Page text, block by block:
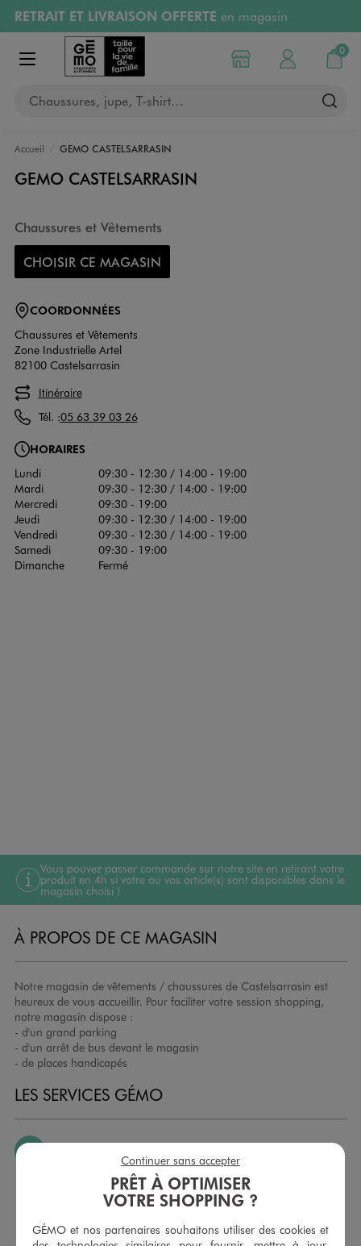
Aller au contenu principal
Aller à la navigation
RETRAIT ET LIVRAISON OFFERTE en magasin
Retours OFFERTSpendant 30 jours
PAYEZ EN 3x SANS FRAIS
RÉSERVATION GRATUITE
Afficher le menu
Chaussures, jupe, T-shirt…
Choisir mon magasin
Mon compte
0
Mon
Accueil GEMO CASTELSARRASIN
GEMO CASTELSARRASIN
Chaussures et Vêtements
CHOISIR CE MAGASIN
COORDONNÉES
Chaussures et Vêtements
Zone Industrielle Artel
82100 Castelsarrasin
Itinéraire
Tél. :05 63 39 03 26
HORAIRES
Lundi
09:30 - 12:30 / 14:00 - 19:00
Mardi
09:30 - 12:30 / 14:00 - 19:00
Mercredi
09:30 - 19:00
Jeudi
09:30 - 12:30 / 14:00 - 19:00
Vendredi
09:30 - 12:30 / 14:00 - 19:00
Samedi
09:30 - 19:00
Dimanche
Fermé
Vous pouvez passer commande sur notre site en retirant votre
produit en 4h si votre ou vos article(s) sont disponibles dans le
magasin choisi !
À PROPOS DE CE MAGASIN
Notre magasin de vêtements / chaussures de Castelsarrasin est
heureux de vous accueillir. Pour faciliter votre session shopping,
notre magasin dispose :
- d'un grand parking
- d'un arrêt de bus devant le magasin
- de places handicapés
LES SERVICES GÉMO
Nous échangeons et vous proposons un avoir ou un
remboursement pour tout article non porté, non retouché,
sous 30 jours, sur simple présentation du ticket de caisse,
PRÊT À OPTIMISER
VOTRE SHOPPING ?
GÉMO et nos partenaires souhaitons utiliser des cookies et
Continuer sans accepter